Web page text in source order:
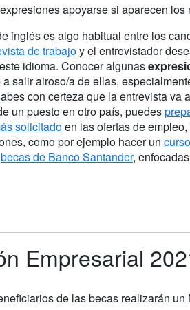
apoyarse si aparecen los
inglés es algo habitual entre los
de trabajoy el entrevistador
idioma. Conocer algunas
salir airoso/a de ellas,
con certeza que la entrevista va
un puesto en otro país, puedes
solicitadoen las ofertas de
como por ejemplo hacer un
becas de Banco Santander,
Empresarial
de las becas realizarán un